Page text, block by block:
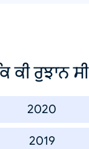
ਕੀ ਰੁਝਾਨ ਸੀ
2020
2019